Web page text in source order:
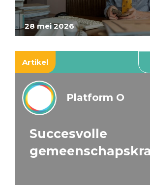
28 mei 2026
Artikel
Platform O
Succesvolle